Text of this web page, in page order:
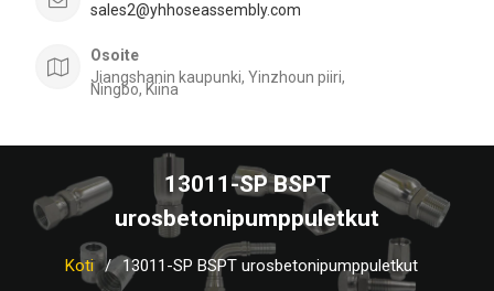
sales2@yhhoseassembly.com
Osoite
Jiangshanin kaupunki, Yinzhoun piiri,
Ningbo, Kiina
13011-SP BSPT
urosbetonipumppuletkut
Koti 13011-SP BSPT urosbetonipumppuletkut